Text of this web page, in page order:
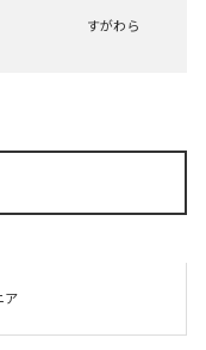
すがわら
ア